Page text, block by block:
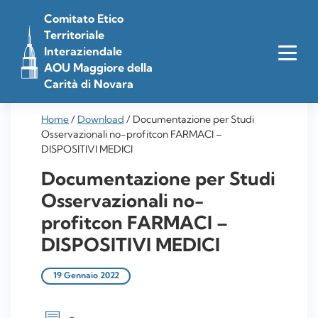
contenuto
Comitato Etico
Territoriale
Interaziendale
AOU Maggiore della
Carità di Novara
Home/ Download / Documentazione per Studi
Osservazionali no-profitcon FARMACI –
DISPOSITIVI MEDICI
Documentazione per Studi
Osservazionali no-
profitcon FARMACI –
DISPOSITIVI MEDICI
19 Gennaio 2022